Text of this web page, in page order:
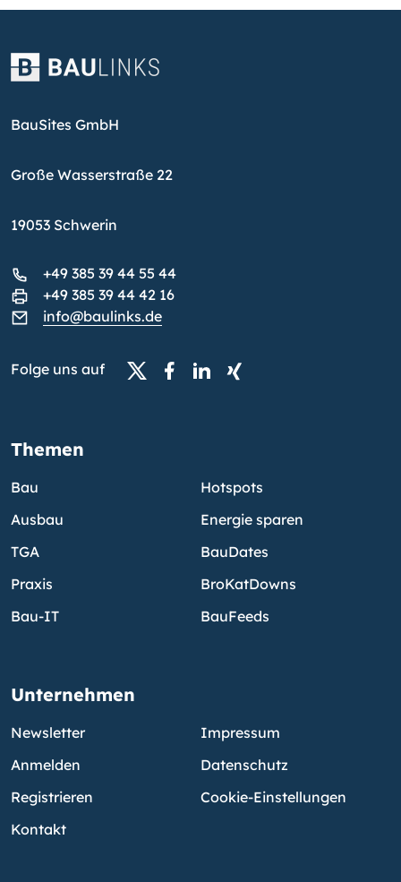
BauSites GmbH
Große Wasserstraße 22
19053 Schwerin
+49 385 39 44 55 44
+49 385 39 44 42 16
info@baulinks.de
Folge uns auf
Themen
Bau
Ausbau
TGA
Praxis
Bau-IT
Hotspots
Energie sparen
BauDates
BroKatDowns
BauFeeds
Unternehmen
Newsletter
Anmelden
Registrieren
Kontakt
Impressum
Datenschutz
Cookie-Einstellungen